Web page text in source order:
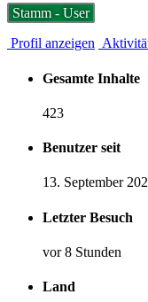
Stamm - User
Profil anzeigen
Gesamte Inhalte
423
Benutzer seit
13. September
Letzter Besuch
vor 8 Stunden
Land